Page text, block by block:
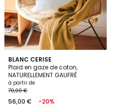
BLANC CERISE
Plaid en gaze de coton,
NATURELLEMENT GAUFRÉ
à partir de
70,00 €
56,00 € -20%
4
Couleurs